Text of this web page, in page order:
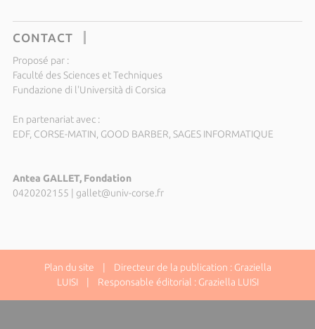
CONTACT
Proposé par :
Faculté des Sciences et Techniques
Fundazione di l'Università di Corsica
En partenariat avec :
EDF, CORSE-MATIN, GOOD BARBER, SAGES INFORMATIQUE
Antea GALLET, Fondation
0420202155 | gallet@univ-corse.fr
Plan du site | Directeur de la publication : Graziella
LUISI | Responsable éditorial : Graziella LUISI